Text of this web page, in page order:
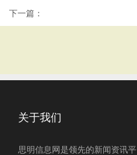
下一篇：
关于我们
思明信息网是领先的新闻资讯